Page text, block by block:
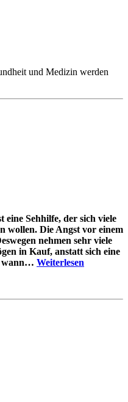
und Medizin werden
eine Sehhilfe, der sich viele
wollen. Die Angst vor einem
nehmen sehr viele
in Kauf, anstatt sich eine
wann… Weiterlesen